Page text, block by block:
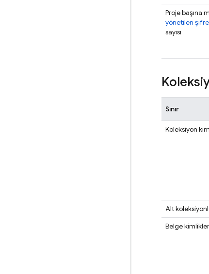
Proje başına
yönetilen
sayısı
Sınır
Koleksiyon
Alt
Belge